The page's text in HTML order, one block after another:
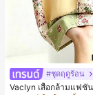
#ชุดฤดูร้อน
Vaclyn เสื้อกล้ามแฟชั่